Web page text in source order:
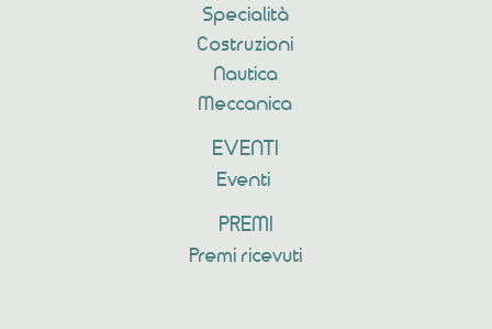
Specialità
Costruzioni
Nautica
Meccanica
EVENTI
Eventi
PREMI
Premi ricevuti